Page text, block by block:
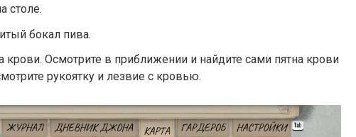
столе.
бокал пива.
крови. Осмотрите в приближении и найдите сами пятна крови
рукоятку и лезвие с кровью.